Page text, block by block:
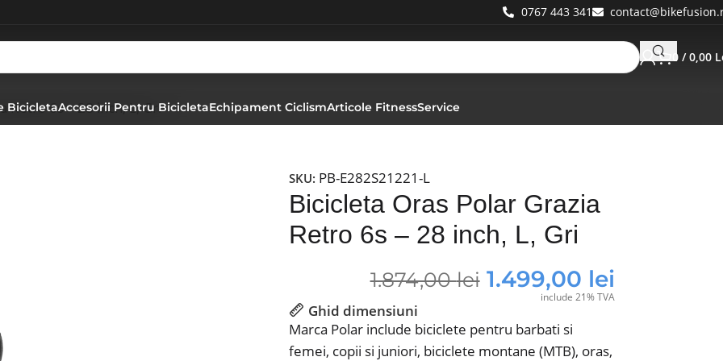
0767 443 341
0 / 0,00
BicicletaAccesorii Pentru BicicletaEchipament CiclismArticole FitnessService
Retro 6s – 28 inch, L, Gri
SKU: PB-E282S21221-L
Bicicleta Oras Polar Grazia
Retro 6s – 28 inch, L, Gri
1.874,00lei 1.499,00 lei
include 21% TVA
Ghid dimensiuni
Marca Polar include biciclete pentru barbati si
femei, copii si juniori, biciclete montane (MTB), oras,